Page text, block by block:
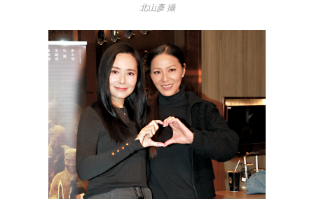
北山彥 攝